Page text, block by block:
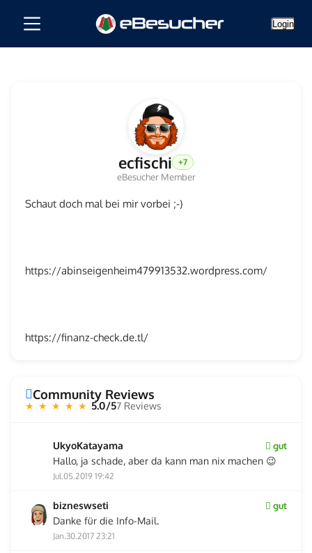
Login
ecfischi +7
eBesucher Member
Schaut doch mal bei mir vorbei ;-)
https://abinseigenheim479913532.wordpress.com/
https://finanz-check.de.tl/
Community Reviews
★ ★ ★ ★ ★ 5.0/57 Reviews
UkyoKatayama gut
Hallo, ja schade, aber da kann man nix machen 😉
Jul.05.2019 19:42
bizneswseti gut
Danke für die Info-Mail.
Jan.30.2017 23:21